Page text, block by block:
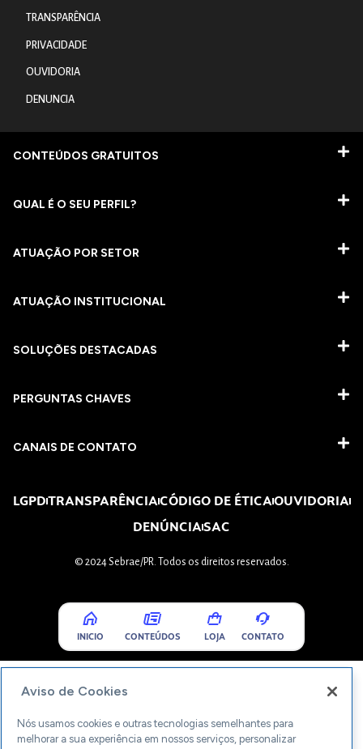
TRANSPARÊNCIA
PRIVACIDADE
OUVIDORIA
DENUNCIA
CONTEÚDOS GRATUITOS
QUAL É O SEU PERFIL?
ATUAÇÃO POR SETOR
ATUAÇÃO INSTITUCIONAL
SOLUÇÕES DESTACADAS
PERGUNTAS CHAVES​
CANAIS DE CONTATO
LGPDTRANSPARÊNCIACÓDIGO DE ÉTICAOUVIDORIA
DENÚNCIASAC
© 2024 Sebrae/PR. Todos os direitos reservados.
INICIO CONTEÚDOS LOJA CONTATO
Aviso de Cookies
Nós usamos cookies e outras tecnologias semelhantes para
melhorar a sua experiência em nossos serviços, personalizar